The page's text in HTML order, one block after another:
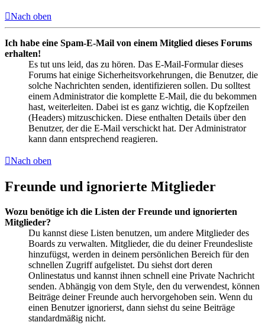
Nach oben
Ich habe eine Spam-E-Mail von einem Mitglied dieses Forums
erhalten!
Es tut uns leid, das zu hören. Das E-Mail-Formular dieses
Forums hat einige Sicherheitsvorkehrungen, die Benutzer, die
solche Nachrichten senden, identifizieren sollen. Du solltest
einem Administrator die komplette E-Mail, die du bekommen
hast, weiterleiten. Dabei ist es ganz wichtig, die Kopfzeilen
(Headers) mitzuschicken. Diese enthalten Details über den
Benutzer, der die E-Mail verschickt hat. Der Administrator
kann dann entsprechend reagieren.
Nach oben
Freunde und ignorierte Mitglieder
Wozu benötige ich die Listen der Freunde und ignorierten
Mitglieder?
Du kannst diese Listen benutzen, um andere Mitglieder des
Boards zu verwalten. Mitglieder, die du deiner Freundesliste
hinzufügst, werden in deinem persönlichen Bereich für den
schnellen Zugriff aufgelistet. Du siehst dort deren
Onlinestatus und kannst ihnen schnell eine Private Nachricht
senden. Abhängig von dem Style, den du verwendest, können
Beiträge deiner Freunde auch hervorgehoben sein. Wenn du
einen Benutzer ignorierst, dann siehst du seine Beiträge
standardmäßig nicht.